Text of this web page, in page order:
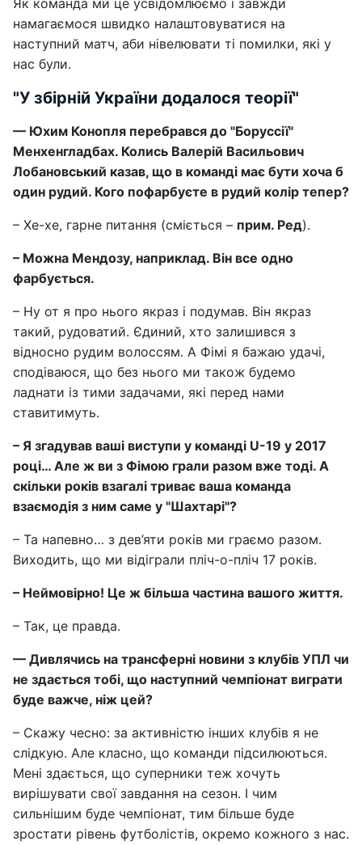
Як команда ми це усвідомлюємо і завжди
намагаємося швидко налаштовуватися на
наступний матч, аби нівелювати ті помилки, які у
нас були.
"У збірній України додалося теорії"
— Юхим Конопля перебрався до "Боруссії"
Менхенгладбах. Колись Валерій Васильович
Лобановський казав, що в команді має бути хоча б
один рудий. Кого пофарбуєте в рудий колір тепер?
– Хе-хе, гарне питання (сміється – прим. Ред).
– Можна Мендозу, наприклад. Він все одно
фарбується.
– Ну от я про нього якраз і подумав. Він якраз
такий, рудоватий. Єдиний, хто залишився з
відносно рудим волоссям. А Фімі я бажаю удачі,
сподіваюся, що без нього ми також будемо
ладнати із тими задачами, які перед нами
ставитимуть.
– Я згадував ваші виступи у команді U-19 у 2017
році… Але ж ви з Фімою грали разом вже тоді. А
скільки років взагалі триває ваша команда
взаємодія з ним саме у "Шахтарі"?
– Та напевно… з дев’яти років ми граємо разом.
Виходить, що ми відіграли пліч-о-пліч 17 років.
– Неймовірно! Це ж більша частина вашого життя.
– Так, це правда.
— Дивлячись на трансферні новини з клубів УПЛ чи
не здається тобі, що наступний чемпіонат виграти
буде важче, ніж цей?
– Скажу чесно: за активністю інших клубів я не
слідкую. Але класно, що команди підсилюються.
Мені здається, що суперники теж хочуть
вирішувати свої завдання на сезон. І чим
сильнішим буде чемпіонат, тим більше буде
зростати рівень футболістів, окремо кожного з нас.